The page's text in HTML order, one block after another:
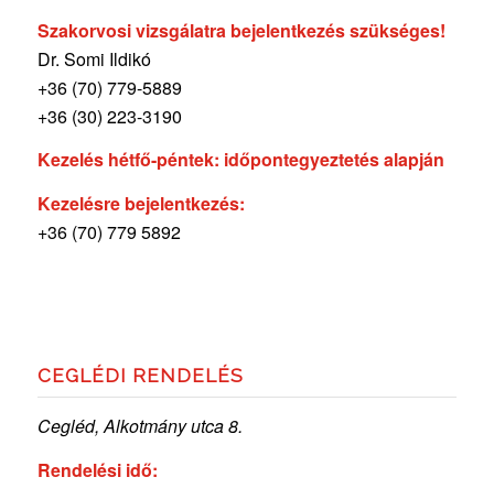
Szakorvosi vizsgálatra bejelentkezés szükséges!
Dr. Somi Ildikó
+36 (70) 779-5889
+36 (30) 223-3190
Kezelés hétfő-péntek: időpontegyeztetés alapján
Kezelésre bejelentkezés:
+36 (70) 779 5892
CEGLÉDI RENDELÉS
Cegléd, Alkotmány utca 8.
Rendelési idő: